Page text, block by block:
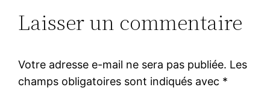
Laisser un commentaire
Votre adresse e-mail ne sera pas publiée. Les
champs obligatoires sont indiqués avec *